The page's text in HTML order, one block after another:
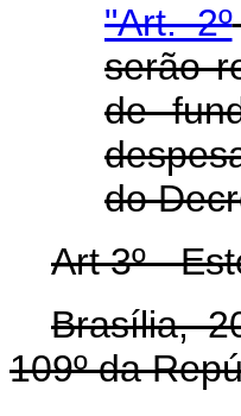
"Art. 2º
serão
de
do
Art 3º -
Brasília,
109º da